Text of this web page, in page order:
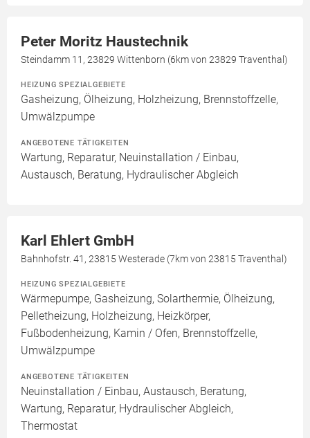
Peter Moritz Haustechnik
Steindamm 11, 23829 Wittenborn (6km von 23829 Traventhal)
HEIZUNG SPEZIALGEBIETE
Gasheizung, Ölheizung, Holzheizung, Brennstoffzelle,
Umwälzpumpe
ANGEBOTENE TÄTIGKEITEN
Wartung, Reparatur, Neuinstallation / Einbau,
Austausch, Beratung, Hydraulischer Abgleich
Karl Ehlert GmbH
Bahnhofstr. 41, 23815 Westerade (7km von 23815 Traventhal)
HEIZUNG SPEZIALGEBIETE
Wärmepumpe, Gasheizung, Solarthermie, Ölheizung,
Pelletheizung, Holzheizung, Heizkörper,
Fußbodenheizung, Kamin / Ofen, Brennstoffzelle,
Umwälzpumpe
ANGEBOTENE TÄTIGKEITEN
Neuinstallation / Einbau, Austausch, Beratung,
Wartung, Reparatur, Hydraulischer Abgleich,
Thermostat